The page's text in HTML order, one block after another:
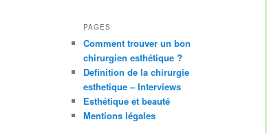
PAGES
Comment trouver un bon
chirurgien esthétique ?
Definition de la chirurgie
esthetique – Interviews
Esthétique et beauté
Mentions légales